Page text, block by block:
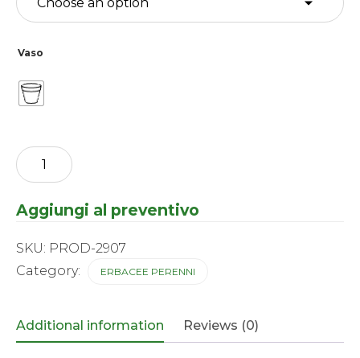
Vaso
Echinacea
-
Sunmagic
Watermelon
Aggiungi al preventivo
SKU: PROD-2907
Category:
ERBACEE PERENNI
Additional information Reviews (0)